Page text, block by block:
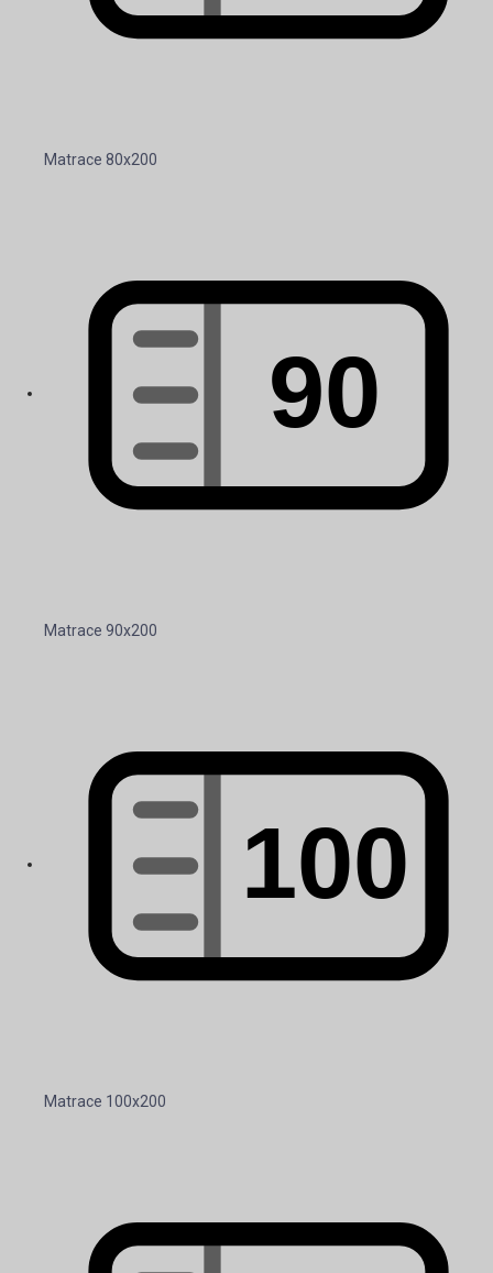
Matrace 80x200
Matrace 90x200
Matrace 100x200